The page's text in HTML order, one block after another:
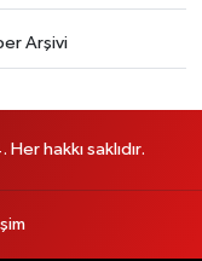
Arşivi
hakkı saklıdır.